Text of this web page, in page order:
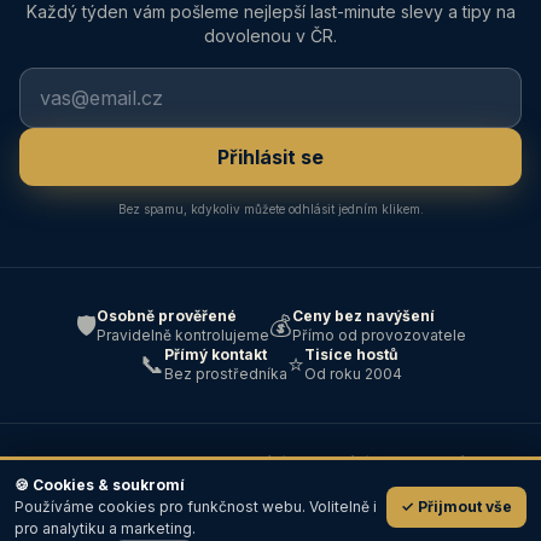
Každý týden vám pošleme nejlepší last-minute slevy a tipy na
dovolenou v ČR.
Přihlásit se
Bez spamu, kdykoliv můžete odhlásit jedním klikem.
🛡️Osobně prověřené
Pravidelně kontrolujeme💰Ceny bez navýšení
Přímo od provozovatele
📞 Přímý kontakt
Bez prostředníka⭐Tisíce hostů
Od roku 2004
© 2004–2026 ABC — Ubytování · Cestování · Všechna práva
💬
🍪 Cookies & soukromí
Používáme cookies pro funkčnost webu. Volitelně i
pro analytiku a marketing.
✓ Přijmout vše